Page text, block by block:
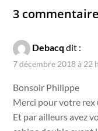
3
Debacq dit :
7 décembre 2018 à 22
Bonsoir Philippe
Merci pour votre
Et par ailleurs avez